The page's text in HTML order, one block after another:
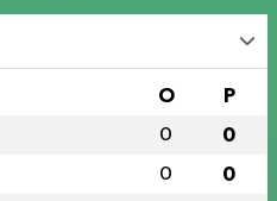
O P
0 0
0 0